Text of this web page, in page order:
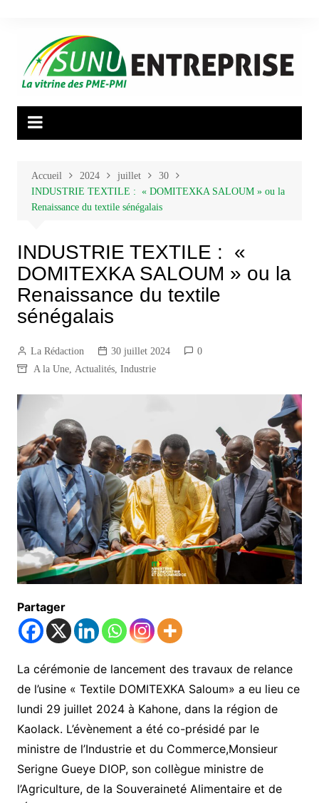
Accueil 2024 juillet
30
INDUSTRIE TEXTILE : « DOMITEXKA SALOUM » ou la
Renaissance du textile sénégalais
INDUSTRIE TEXTILE : «
DOMITEXKA SALOUM » ou la
Renaissance du textile
sénégalais
La Rédaction 30 juillet 2024
0
A la Une, Actualités, Industrie
Partager
La cérémonie de lancement des travaux de relance
de l’usine « Textile DOMITEXKA Saloum» a eu lieu ce
lundi 29 juillet 2024 à Kahone, dans la région de
Kaolack. L’évènement a été co-présidé par le
ministre de l’Industrie et du Commerce,Monsieur
Serigne Gueye DIOP, son collègue ministre de
l’Agriculture, de la Souveraineté Alimentaire et de